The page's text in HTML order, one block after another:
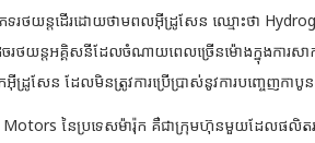
ទរថយន្តដើរដោយថាមពលអ៊ីដ្រូសែន ឈ្មោះថា
ថយន្តអគ្គិសនីដែលចំណាយពេលច្រើនម៉ោងក្នុងការសាកថ្
ដ្រូសែន ដែលមិនត្រូវការប្រើប្រាស់នូវការបញ្ចេញកា
នៃប្រទេសម៉ារ៉ុក គឺជាក្រុមហ៊ុនមួយដែលផលិតរថ